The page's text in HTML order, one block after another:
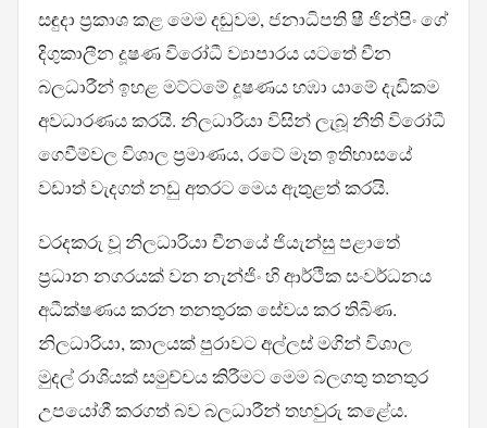
සඳුදා ප්‍රකාශ කළ මෙම දඬුවම, ජනාධිපති ෂී ජින්පිං ගේ
දිගුකාලීන දූෂණ විරෝධී ව්‍යාපාරය යටතේ චීන
බලධාරීන් ඉහළ මට්ටමේ දූෂණය හඹා යාමේ දැඩිකම
අවධාරණය කරයි. නිලධාරියා විසින් ලැබූ නීති විරෝධී
ගෙවීම්වල විශාල ප්‍රමාණය, රටේ මෑත ඉතිහාසයේ
වඩාත් වැදගත් නඩු අතරට මෙය ඇතුළත් කරයි.
වරදකරු වූ නිලධාරියා චීනයේ ජියැන්සු පළාතේ
ප්‍රධාන නගරයක් වන නැන්ජිං හි ආර්ථික සංවර්ධනය
අධීක්ෂණය කරන තනතුරක සේවය කර තිබිණ.
නිලධාරියා, කාලයක් පුරාවට අල්ලස් මගින් විශාල
මුදල් රාශියක් සමුච්චය කිරීමට මෙම බලගතු තනතුර
උපයෝගී කරගත් බව බලධාරීන් තහවුරු කළේය.